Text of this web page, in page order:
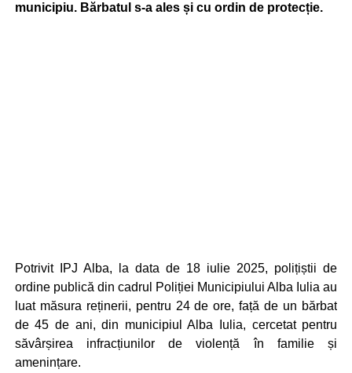
municipiu. Bărbatul s-a ales și cu ordin de protecție.
Potrivit IPJ Alba, la data de 18 iulie 2025, polițiștii de
ordine publică din cadrul Poliției Municipiului Alba Iulia au
luat măsura reținerii, pentru 24 de ore, față de un bărbat
de 45 de ani, din municipiul Alba Iulia, cercetat pentru
săvârșirea infracțiunilor de violență în familie și
amenințare.